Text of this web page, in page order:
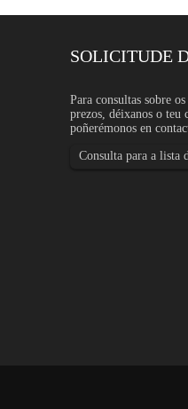
SOLICITUDE
Para consultas sobre
prezos, déixanos o teu
poñerémonos en
Consulta para a lista
Soporte de tamaño personalizado
Introdución O soporte de tamaño
subministrar chapas, placas, barras,
seleccionadas para unha